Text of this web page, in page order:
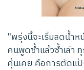
"พรุ่งนี้จะเริ่มลดน้ำ
คนพูดซ้ำแล้วซ้ำเล่า
คุ้นเคย คือการตัดแ